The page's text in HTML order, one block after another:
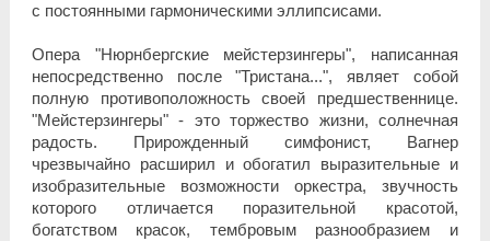
с постоянными гармоническими эллипсисами.
Опера "Нюрнбергские мейстерзингеры", написанная
непосредственно после "Тристана...", являет собой
полную противоположность своей предшественнице.
"Мейстерзингеры" - это торжество жизни, солнечная
радость. Прирожденный симфонист, Вагнер
чрезвычайно расширил и обогатил выразительные и
изобразительные возможности оркестра, звучность
которого отличается поразительной красотой,
богатством красок, тембровым разнообразием и